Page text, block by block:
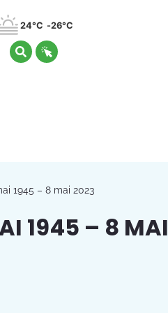
24°C 26°C
1945 – 8 mai 2023
1945 – 8 MAI